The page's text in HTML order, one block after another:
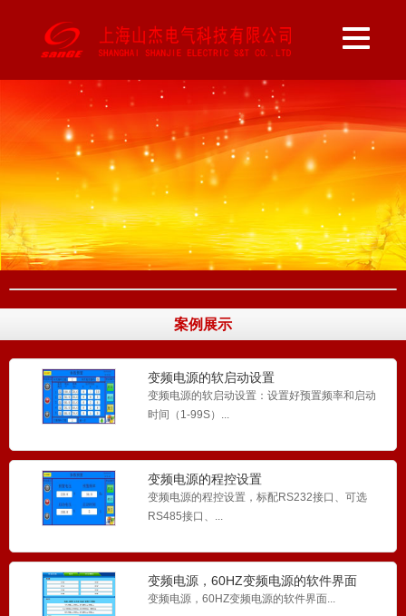
案例展示
变频电源的软启动设置
变频电源的软启动设置：设置好预置频率和启动
时间（1-99S）...
变频电源的程控设置
变频电源的程控设置，标配RS232接口、可选
RS485接口、...
变频电源，60HZ变频电源的软件界面
变频电源，60HZ变频电源的软件界面...
4...
SSA三相变频电源
DDA三相变频电源...
SS6三相变频电源
SS6三相变频电源...
DD6单相变频电源
DD6单相变频电源...
DD7单相变频电源
DD7单相变频电源...
SS7三相变频电源